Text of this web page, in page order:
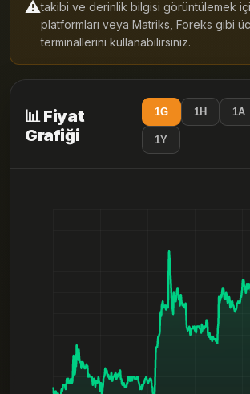
⚠️takibi ve derinlik bilgisi görüntülemek
platformları veya Matriks, Foreks gibi
terminallerini kullanabilirsiniz.
📊 Fiyat
Grafiği
1G 1H 1A
1Y